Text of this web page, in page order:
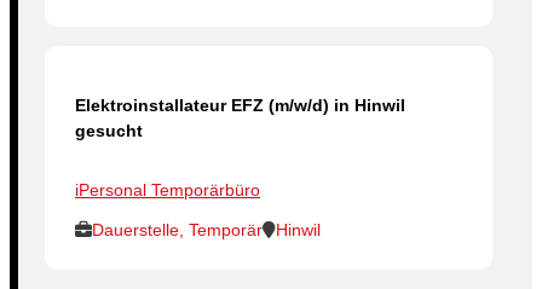
Elektroinstallateur EFZ (m/w/d) in Hinwil
gesucht
iPersonal Temporärbüro
Dauerstelle, Temporär Hinwil